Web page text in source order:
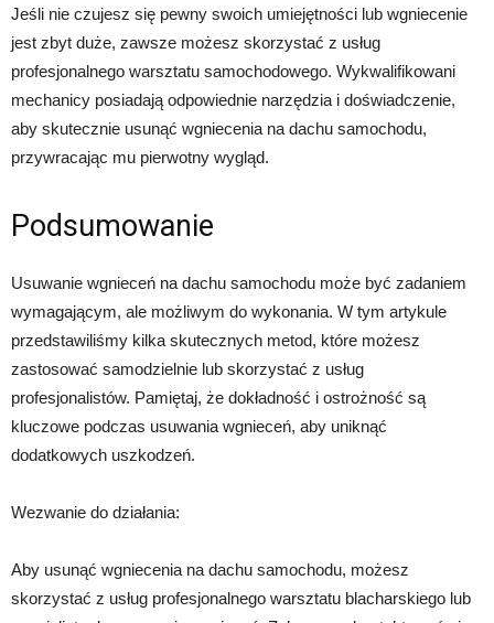
Jeśli nie czujesz się pewny swoich umiejętności lub wgniecenie
jest zbyt duże, zawsze możesz skorzystać z usług
profesjonalnego warsztatu samochodowego. Wykwalifikowani
mechanicy posiadają odpowiednie narzędzia i doświadczenie,
aby skutecznie usunąć wgniecenia na dachu samochodu,
przywracając mu pierwotny wygląd.
Podsumowanie
Usuwanie wgnieceń na dachu samochodu może być zadaniem
wymagającym, ale możliwym do wykonania. W tym artykule
przedstawiliśmy kilka skutecznych metod, które możesz
zastosować samodzielnie lub skorzystać z usług
profesjonalistów. Pamiętaj, że dokładność i ostrożność są
kluczowe podczas usuwania wgnieceń, aby uniknąć
dodatkowych uszkodzeń.
Wezwanie do działania:
Aby usunąć wgniecenia na dachu samochodu, możesz
skorzystać z usług profesjonalnego warsztatu blacharskiego lub